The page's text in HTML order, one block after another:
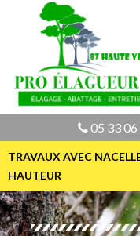
05 33
TRAVAUX AVEC
HAUTEUR